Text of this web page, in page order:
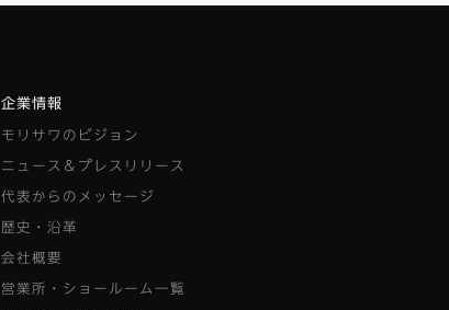
企業情報
モリサワのビジョン
ニュース＆プレスリリース
代表からのメッセージ
歴史・沿革
会社概要
営業所・ショールーム一覧